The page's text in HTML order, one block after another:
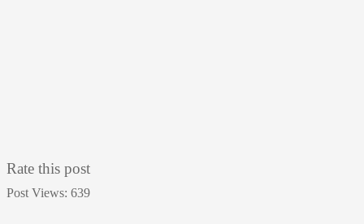
Rate this post
Post Views: 639